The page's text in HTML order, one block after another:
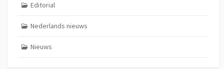
Editorial
Nederlands nieuws
Nieuws